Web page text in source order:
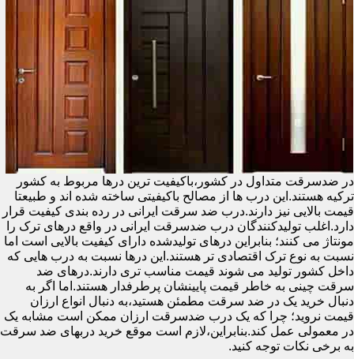
در ضدسرقت متداول در کشور،باکیفیت ترین درها مربوط به کشور
ترکیه هستند.این درب ها از مصالح باکیفیتی ساخته شده اند و طبیعتا
قیمت بالایی نیز دارند.درب ضد سرقت ایرانی در رده بندی کیفیت قرار
دارد.اغلب تولیدکنندگان درب ضدسرقت ایرانی در واقع درهای ترک را
مونتاژ می کنند؛ بنابراین درهای تولیدشده دارای کیفیت بالایی است اما
نسبت به نوع ترک اقتصادی تر هستند.این درها نسبت به درب هایی که
داخل کشور تولید می شوند قیمت مناسب تری دارند.درهای ضد
سرقت چینی به خاطر قیمت پایینشان پرطرفدار هستند.اما اگر به
دنبال خرید یک در ضد سرقت مطمئن هستید،به دنبال انواع ارزان
قیمت نروید؛ چرا که یک درب ضدسرقت ارزان ممکن است مشابه یک
در معمولی عمل کند.بنابراین،لازم است موقع خرید دربهای ضد سرقت
به برخی نکات توجه کنید.